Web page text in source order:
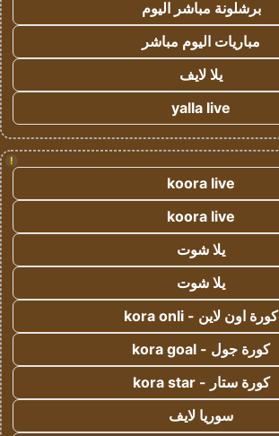
برشلونة مباشر اليوم
مباريات اليوم مباشر
يلا لايف
yalla live
!
koora live
koora live
يلا شوت
يلا شوت
كورة اون لاين - kora onli
كورة جول - kora goal
كورة ستار - kora star
سوريا لايف